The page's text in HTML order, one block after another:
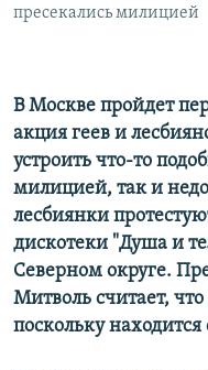
Все сайты РСЕ/РС
пресекались милицией
В Москве пройдет
акция геев и
устроить что-то
милицией, так и
лесбиянки
дискотеки "Душа и
Северном округе.
Митволь считает,
поскольку